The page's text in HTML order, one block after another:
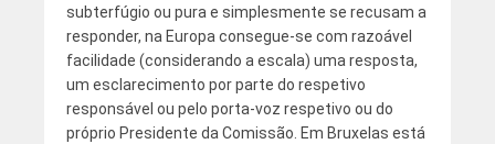
subterfúgio ou pura e simplesmente se recusam a
responder, na Europa consegue-se com razoável
facilidade (considerando a escala) uma resposta,
um esclarecimento por parte do respetivo
responsável ou pelo porta-voz respetivo ou do
próprio Presidente da Comissão. Em Bruxelas está